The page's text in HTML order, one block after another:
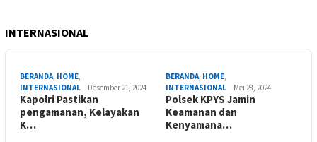
INTERNASIONAL
BERANDA, HOME,
INTERNASIONAL
Desember 21, 2024
Kapolri Pastikan
pengamanan, Kelayakan
K…
BERANDA, HOME,
INTERNASIONAL
Mei 28, 2024
Polsek KPYS Jamin
Keamanan dan
Kenyamana…